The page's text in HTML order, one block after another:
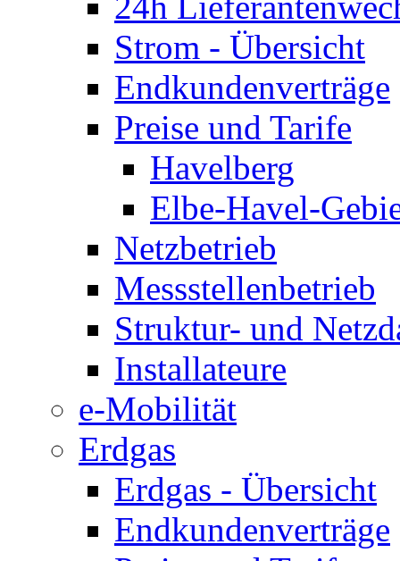
Strom - Übersicht
Endkundenverträge
Preise und Tarife
Havelberg
Elbe-Havel-
Netzbetrieb
Messstellenbetrieb
Struktur- und
Installateure
e-Mobilität
Erdgas
Erdgas - Übersicht
Endkundenverträge